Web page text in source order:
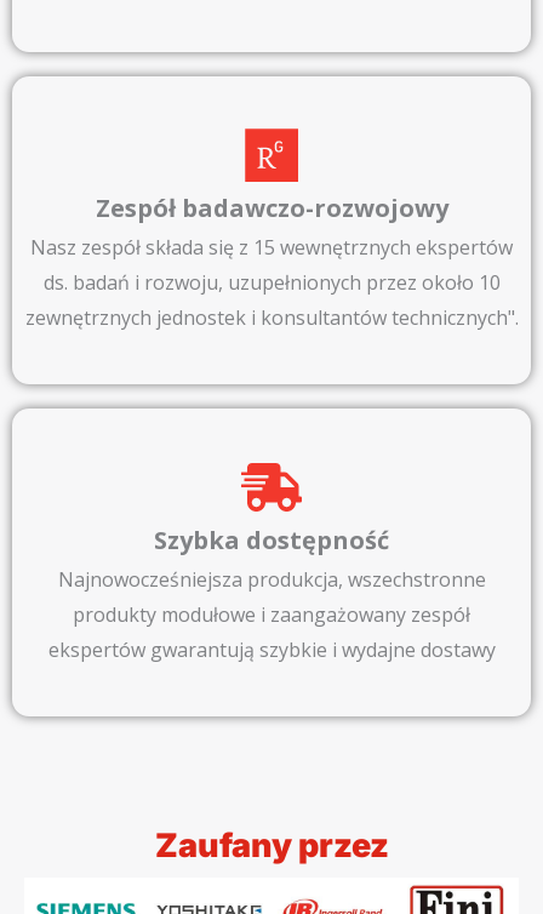
Zespół badawczo-rozwojowy​
Nasz zespół składa się z 15 wewnętrznych ekspertów
ds. badań i rozwoju, uzupełnionych przez około 10
zewnętrznych jednostek i konsultantów technicznych".
Szybka dostępność
Najnowocześniejsza produkcja, wszechstronne
produkty modułowe i zaangażowany zespół
ekspertów gwarantują szybkie i wydajne dostawy
Zaufany przez